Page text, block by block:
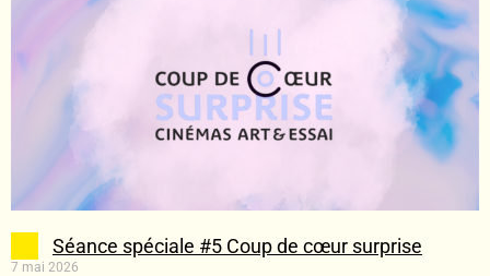
Séance spéciale #5 Coup de cœur surprise
7 mai 2026